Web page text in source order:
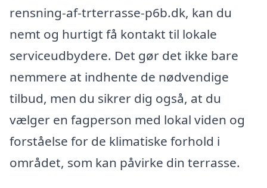
rensning-af-trterrasse-p6b.dk, kan du
nemt og hurtigt få kontakt til lokale
serviceudbydere. Det gør det ikke bare
nemmere at indhente de nødvendige
tilbud, men du sikrer dig også, at du
vælger en fagperson med lokal viden og
forståelse for de klimatiske forhold i
området, som kan påvirke din terrasse.